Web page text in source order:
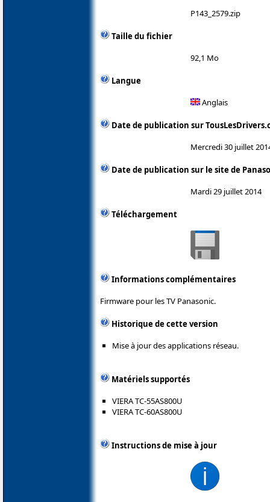
P143_2579.zip
Taille du fichier
92,1 Mo
Langue
Anglais
Date de publication sur
Mercredi 30 juillet
Date de publication sur le site de
Mardi 29 juillet 2014
Téléchargement
Informations complémentaires
Firmware pour les TV Panasonic.
Historique de cette version
Mise à jour des applications réseau.
Matériels supportés
VIERA TC-55AS800U
VIERA TC-60AS800U
Instructions de mise à jour